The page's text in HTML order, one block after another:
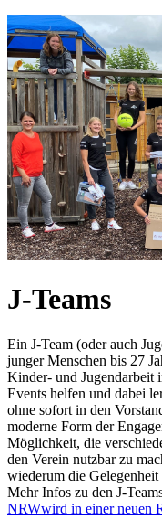
J-Teams
Ein J-Team (oder auch
junger Menschen bis 27
Kinder- und Jugendarbeit
Events helfen und dabei
ohne sofort in den
moderne Form der
Möglichkeit, die
den Verein nutzbar zu
wiederum die
Mehr Infos zu den J-
NRWwird in einer neuen